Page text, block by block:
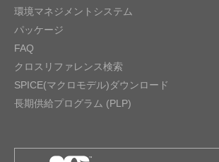
環境マネジメントシステム
パッケージ
FAQ
クロスリファレンス検索
SPICE(マクロモデル)ダウンロード
長期供給プログラム (PLP)